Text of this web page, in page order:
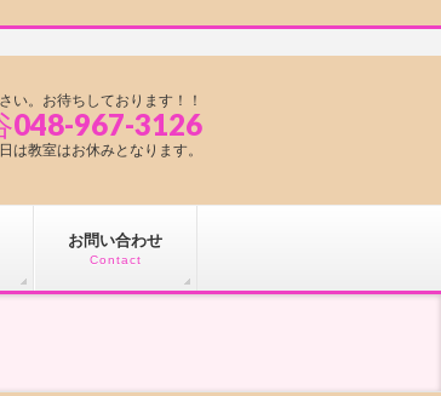
い。お待ちしております！！
048-967-3126
教室はお休みとなります。
お問い合わせ
Contact